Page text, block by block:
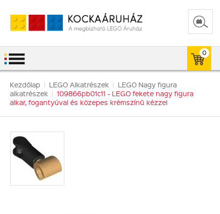
0
Kezdőlap | LEGO Alkatrészek | LEGO Nagy figura
alkatrészek | 109866pb01c11 - LEGO fekete nagy figura
alkar, fogantyúval és közepes krémszínű kézzel